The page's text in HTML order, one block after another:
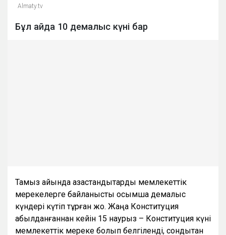
Almaty.tv
Бұл айда 10 демалыс күні бар
Тамыз айында қазақстандықтарды мемлекеттік
мерекелерге байланысты қосымша демалыс
күндері күтіп тұрған жоқ. Жаңа Конституция
қабылданғаннан кейін 15 наурыз – Конституция күні
мемлекеттік мереке болып белгіленді, сондықтан